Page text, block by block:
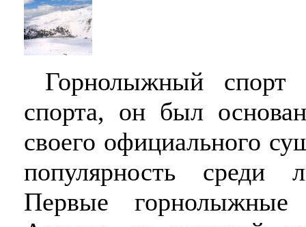
Горнолыжный спорт
спорта, он был
своего официального
популярность среди
Первые